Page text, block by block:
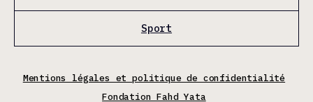
Sport
Mentions légales et politique de confidentialité
Fondation Fahd Yata